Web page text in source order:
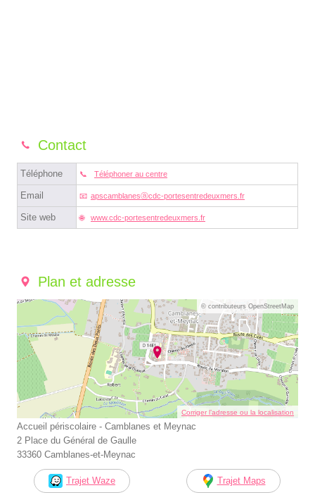
Contact
Téléphone Téléphoner au centre
Email apscamblanesⓐcdc-portesentredeuxmers.fr
Site web www.cdc-portesentredeuxmers.fr
Plan et adresse
© contributeurs OpenStreetMap
Corriger l’adresse ou la localisation
Accueil périscolaire - Camblanes et Meynac
2 Place du Général de Gaulle
33360 Camblanes-et-Meynac
Trajet Waze Trajet Maps